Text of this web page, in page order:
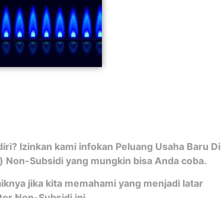
Izinkan kami infokan Peluang Usaha Baru Di
Non-Subsidi yang mungkin bisa Anda coba.
jika kita memahami yang menjadi latar